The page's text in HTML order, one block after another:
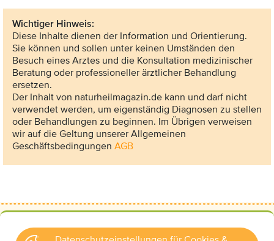
Wichtiger Hinweis:
Diese Inhalte dienen der Information und Orientierung.
Sie können und sollen unter keinen Umständen den
Besuch eines Arztes und die Konsultation medizinischer
Beratung oder professioneller ärztlicher Behandlung
ersetzen.
Der Inhalt von naturheilmagazin.de kann und darf nicht
verwendet werden, um eigenständig Diagnosen zu stellen
oder Behandlungen zu beginnen. Im Übrigen verweisen
wir auf die Geltung unserer Allgemeinen
Geschäftsbedingungen AGB